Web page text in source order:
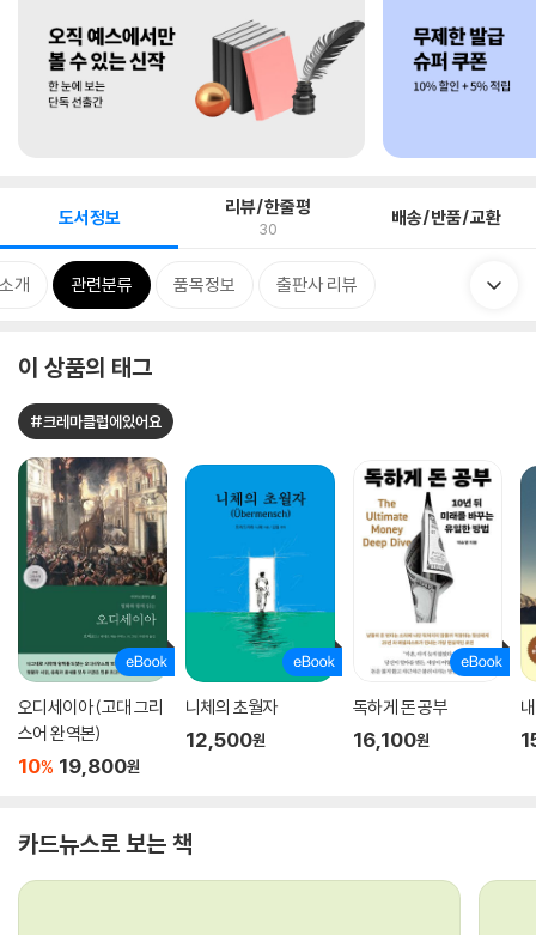
도서정보 리뷰/한줄평
30 배송/반품/교환
개 관련분류 품목정보 출판사 리뷰
이 상품의 태그
#크레마클럽에있어요
오디세이아 (고대 그리
스어 완역본)
10% 19,800원
니체의 초월자
12,500원
독하게 돈 공부
16,100원
카드뉴스로 보는 책